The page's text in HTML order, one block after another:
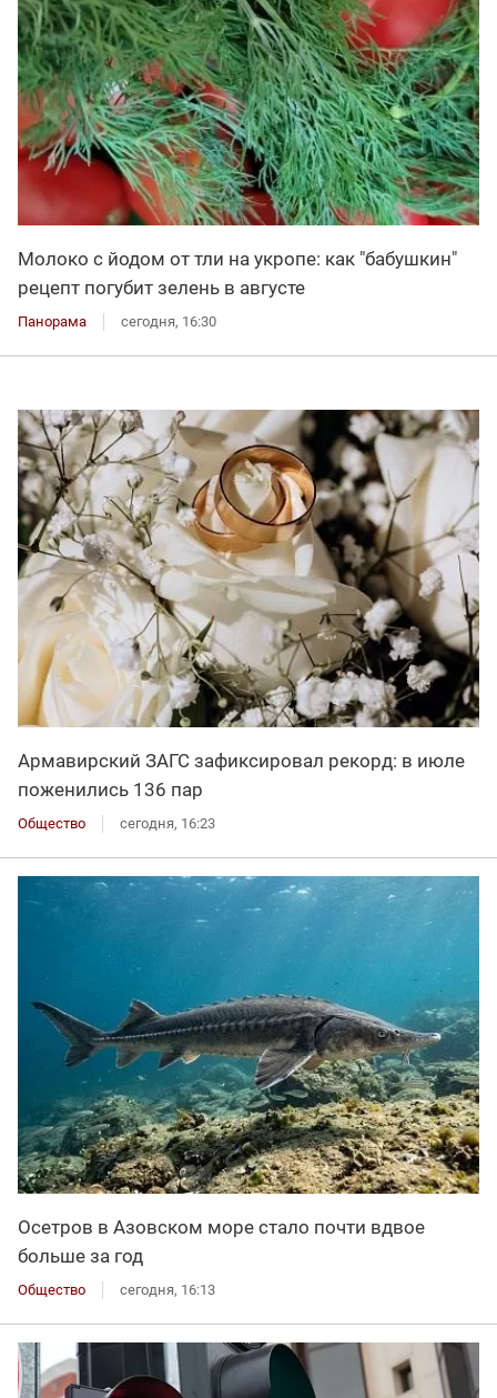
Молоко с йодом от тли на укропе: как "бабушкин"
рецепт погубит зелень в августе
Панорама сегодня, 16:30
Армавирский ЗАГС зафиксировал рекорд: в июле
поженились 136 пар
Общество сегодня, 16:23
Осетров в Азовском море стало почти вдвое
больше за год
Общество сегодня, 16:13